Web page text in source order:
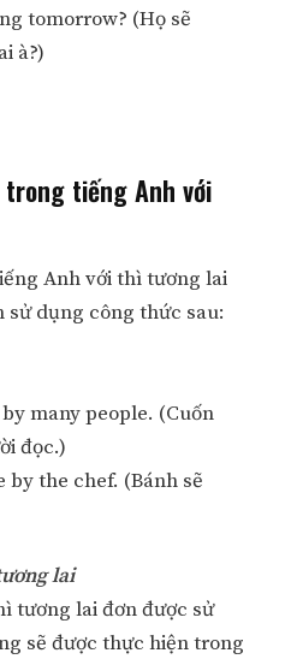
tomorrow? (Họ sẽ
à?)
tiếng Anh với
Anh với thì tương lai
sử dụng công thức sau:
many people. (Cuốn
đọc.)
by the chef. (Bánh sẽ
lai
tương lai đơn được sử
sẽ được thực hiện trong